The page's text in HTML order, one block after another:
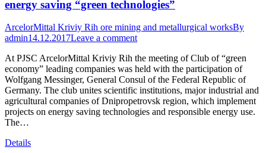
energy saving “green technologies”
ArcelorMittal Kriviy Rih ore mining and metallurgical worksBy
admin14.12.2017Leave a comment
At PJSC ArcelorMittal Kriviy Rih the meeting of Club of “green
economy” leading companies was held with the participation of
Wolfgang Messinger, General Consul of the Federal Republic of
Germany. The club unites scientific institutions, major industrial and
agricultural companies of Dnipropetrovsk region, which implement
projects on energy saving technologies and responsible energy use.
The…
Details